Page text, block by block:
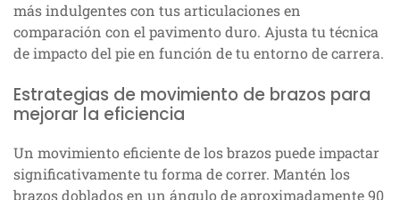
más indulgentes con tus articulaciones en
comparación con el pavimento duro. Ajusta tu técnica
de impacto del pie en función de tu entorno de carrera.
Estrategias de movimiento de brazos para
mejorar la eficiencia
Un movimiento eficiente de los brazos puede impactar
significativamente tu forma de correr. Mantén los
brazos doblados en un ángulo de aproximadamente 90